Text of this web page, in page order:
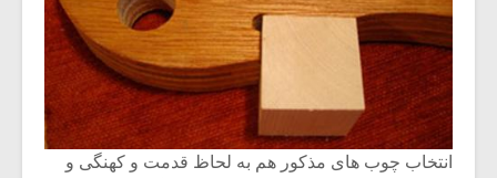
انتخاب چوب های مذکور هم به لحاظ قدمت و کهنگی و